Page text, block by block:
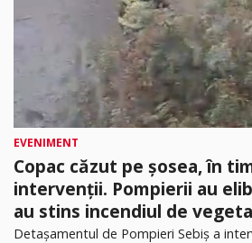
EVENIMENT
Copac căzut pe șosea, în
intervenții. Pompierii au
au stins incendiul de
Detașamentul de Pompieri Sebiș a